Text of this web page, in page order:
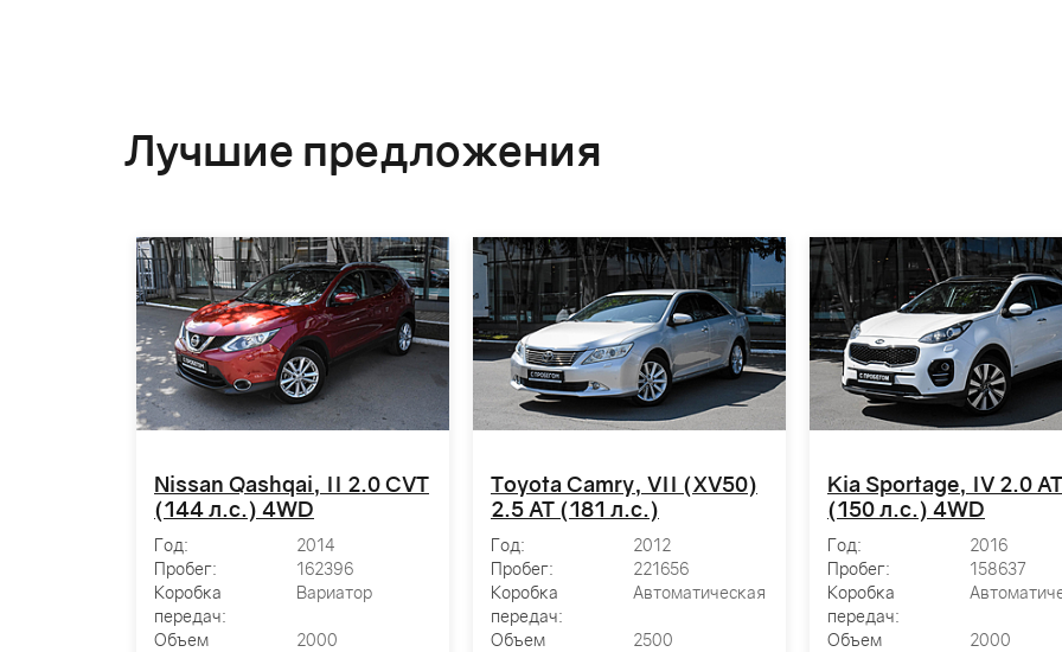
Лучшие предложения
Nissan Qashqai, II 2.0 CVT
(144 л.с.) 4WD
Год:
2014
Пробег:
162396
Коробка
передач:
Вариатор
Объем
2000
Toyota Camry, VII (XV50)
2.5 AT (181 л.с.)
Год:
2012
Пробег:
221656
Коробка
передач:
Автоматическая
Объем
2500
Kia Sportage, IV 2.0 AT
(150 л.с.) 4WD
Год:
2016
Пробег:
158637
Коробка
передач:
Объем
2000